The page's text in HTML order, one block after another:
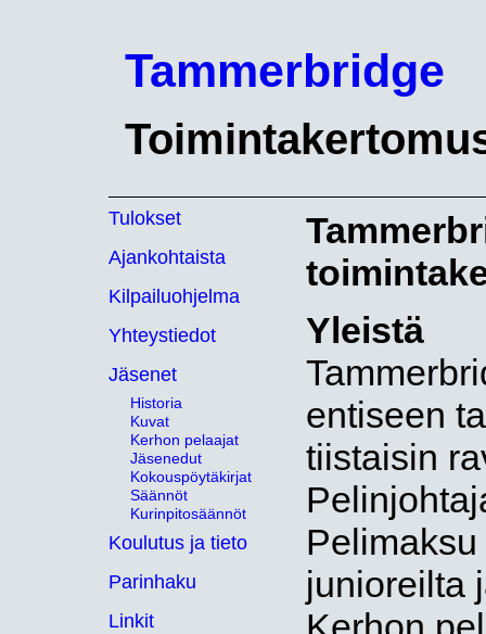
Tammerbridge
Tulokset
Ajankohtaista
Kilpailuohjelma
Yhteystiedot
Jäsenet
Historia
Kuvat
Kerhon pelaajat
Jäsenedut
Kokouspöytäkirjat
Säännöt
Kurinpitosäännöt
Koulutus ja tieto
Parinhaku
Linkit
Yleistä
entiseen
tiistaisin
junioreilta